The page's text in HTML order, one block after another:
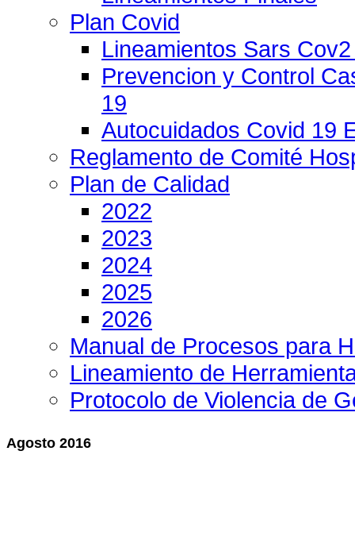
Plan Covid
Lineamientos Sars
Prevencion y Control
19
Autocuidados Covid 19
Reglamento de Comité
Plan de Calidad
2022
2023
2024
2025
2026
Manual de Procesos para
Lineamiento de
Protocolo de Violencia de
Agosto 2016